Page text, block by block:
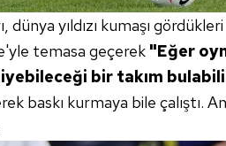
dünya yıldızı kumaşı
temasa geçerek "Eğer
bir takım
baskı kurmaya bile çalıştı.